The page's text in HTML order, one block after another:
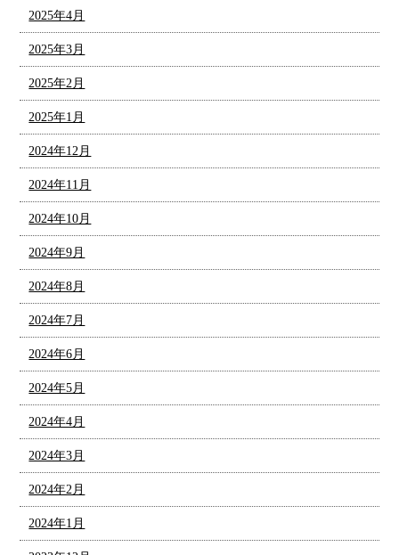
2025年4月
2025年3月
2025年2月
2025年1月
2024年12月
2024年11月
2024年10月
2024年9月
2024年8月
2024年7月
2024年6月
2024年5月
2024年4月
2024年3月
2024年2月
2024年1月